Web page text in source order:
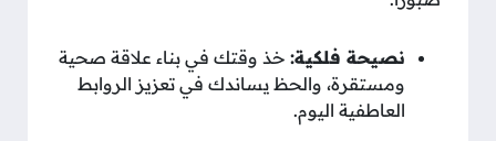
نصيحة فلكية: خذ وقتك في بناء علاقة صحية
ومستقرة، والحظ يساندك في تعزيز الروابط
العاطفية اليوم.